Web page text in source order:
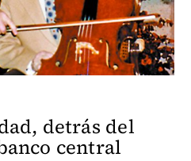
detrás del
central